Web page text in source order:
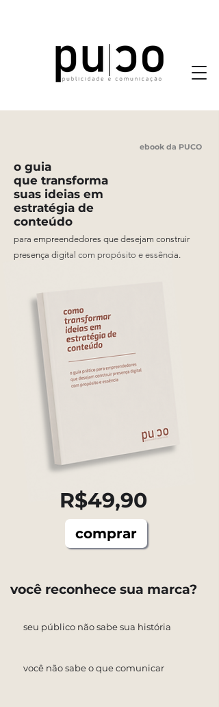
ebook da PUCO
o guia
que transforma
suas ideias em
estratégia de
conteúdo
para empreendedores que desejam construir
presença digital com propósito e essência.
R$49,90
comprar
você reconhece sua marca?
seu público não sabe sua história
você não sabe o que comunicar